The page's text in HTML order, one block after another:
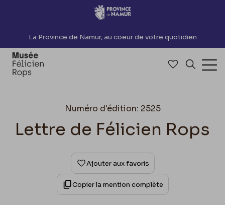
Accèder directement au contenu
La Province de Namur, au coeur de votre quotidien
Accéder à
Numéro d'édition: 2525
Lettre de Félicien Rops
Ajouter aux favoris
Copier la mention complète